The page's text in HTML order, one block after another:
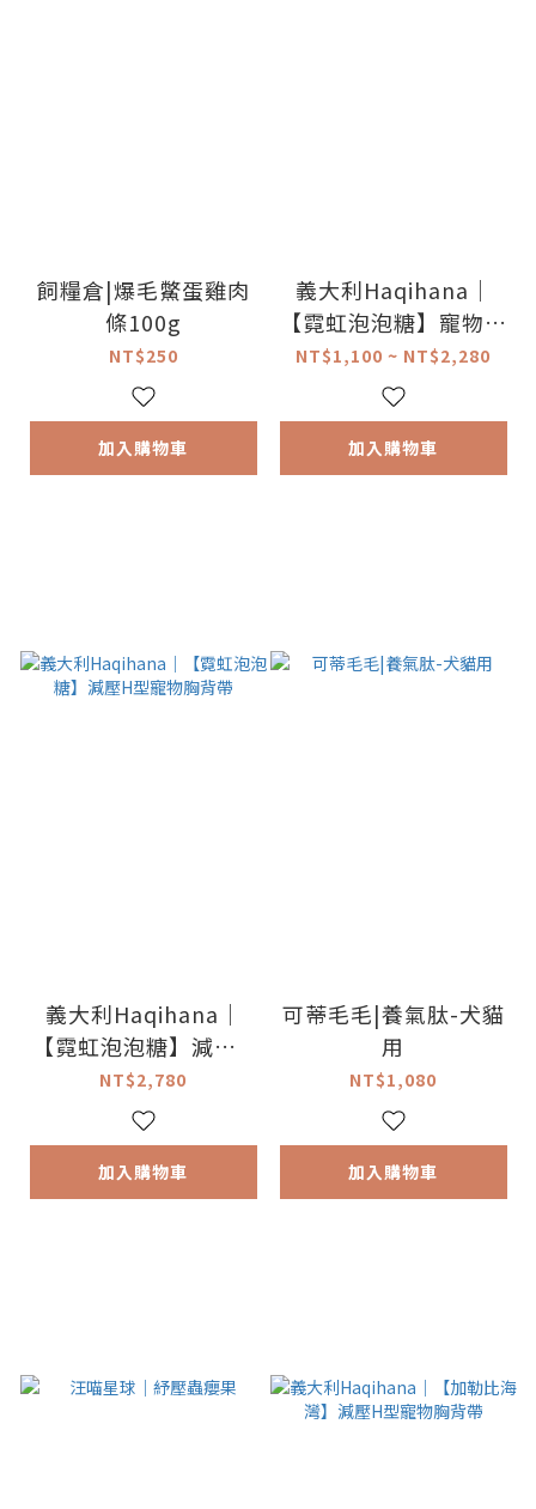
飼糧倉|爆毛鱉蛋雞肉
條100g
NT$250
加入購物車
義大利Haqihana｜
【霓虹泡泡糖】寵物散
步牽繩
NT$1,100 ~ NT$2,280
加入購物車
義大利Haqihana｜
【霓虹泡泡糖】減壓H
型寵物胸背帶
NT$2,780
加入購物車
可蒂毛毛|養氣肽-犬貓
用
NT$1,080
加入購物車